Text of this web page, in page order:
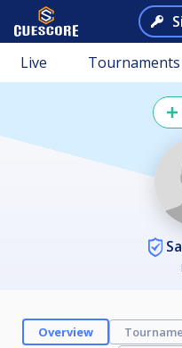
Live Tournaments
Overview